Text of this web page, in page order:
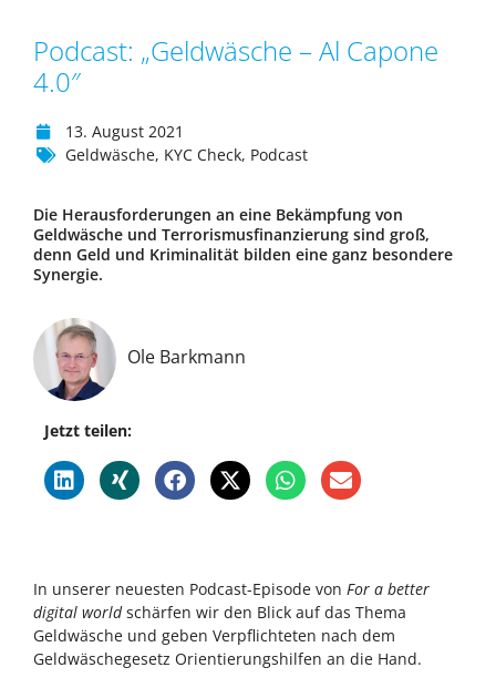
Podcast: „Geldwäsche – Al Capone
4.0″
13. August 2021
Geldwäsche, KYC Check, Podcast
Die Herausforderungen an eine Bekämpfung von
Geldwäsche und Terrorismusfinanzierung sind groß,
denn Geld und Kriminalität bilden eine ganz besondere
Synergie.
Ole Barkmann
Jetzt teilen:
In unserer neuesten Podcast-Episode von For a better
digital worldschärfen wir den Blick auf das Thema
Geldwäsche und geben Verpflichteten nach dem
Geldwäschegesetz Orientierungshilfen an die Hand.